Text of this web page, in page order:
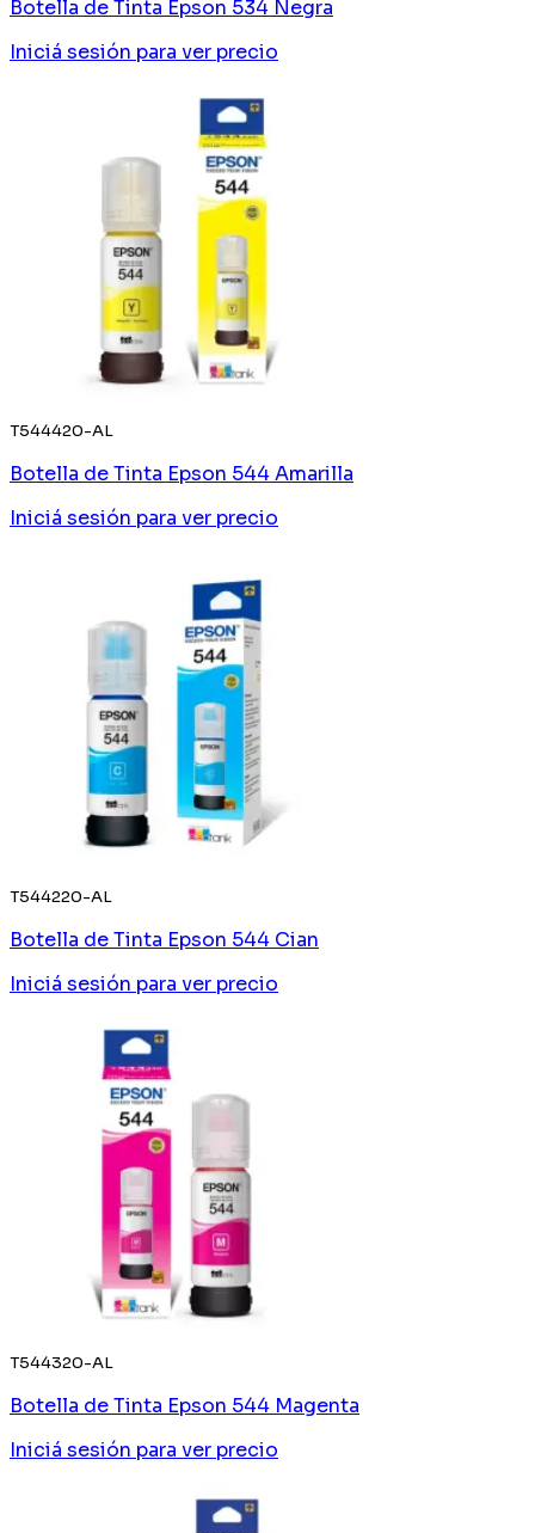
Botella de Tinta Epson 534 Negra
Iniciá sesión para ver precio
T544420-AL
Botella de Tinta Epson 544 Amarilla
Iniciá sesión para ver precio
T544220-AL
Botella de Tinta Epson 544 Cian
Iniciá sesión para ver precio
T544320-AL
Botella de Tinta Epson 544 Magenta
Iniciá sesión para ver precio